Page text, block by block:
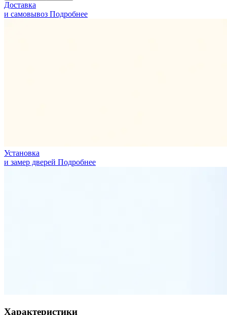
Доставка
и самовывоз Подробнее
Установка
и замер дверей Подробнее
Характеристики